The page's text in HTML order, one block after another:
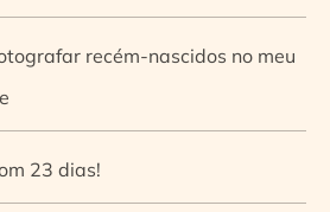
recém-nascidos no meu
23 dias!